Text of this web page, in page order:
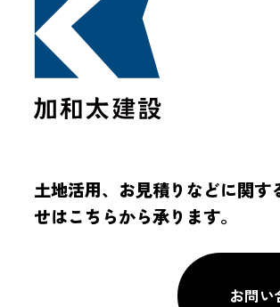
土地活用、お見積りなどに関す
せはこちらから承ります。
お問い